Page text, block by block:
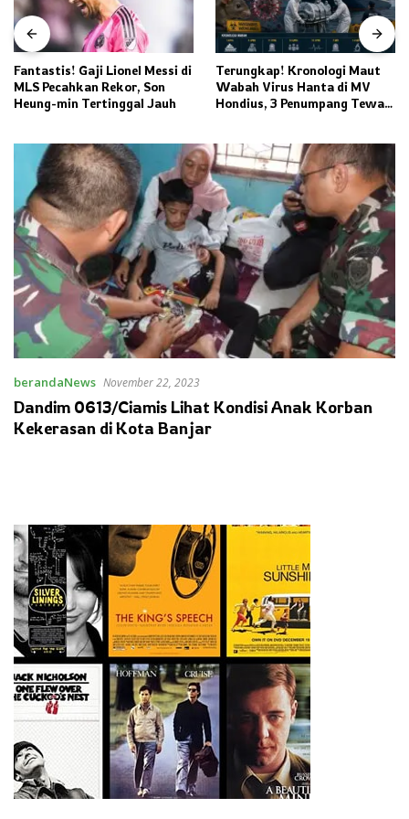
Fantastis! Gaji Lionel Messi di
MLS Pecahkan Rekor, Son
Heung-min Tertinggal Jauh
Terungkap! Kronologi Maut
Wabah Virus Hanta di MV
Hondius, 3 Penumpang Tewas
berandaNews November 22, 2023
Dandim 0613/Ciamis Lihat Kondisi Anak Korban
Kekerasan di Kota Banjar